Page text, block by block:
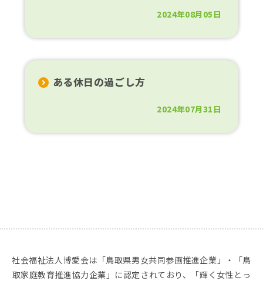
2024年08月05日
ある休日の過ごし方
2024年07月31日
社会福祉法人博愛会は「鳥取県男女共同参画推進企業」・「鳥
取家庭教育推進協力企業」に認定されており、「輝く女性とっ